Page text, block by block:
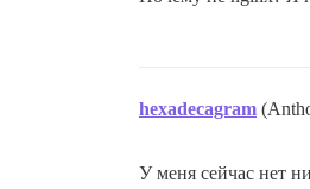
hexadecagram
У меня сейчас нет